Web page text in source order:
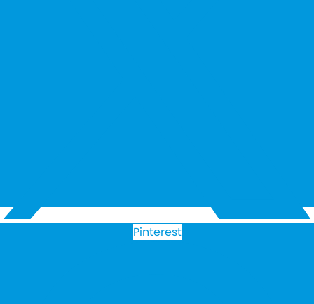
Pinterest